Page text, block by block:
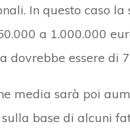
In questo caso la
a 1.000.000
dovrebbe essere di
media sarà poi
base di alcuni